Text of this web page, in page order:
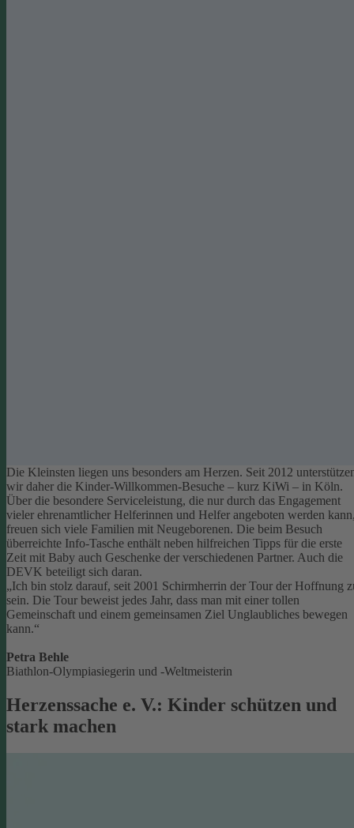
Die Kleinsten liegen uns besonders am Herzen. Seit 2012
wir daher die Kinder-Willkommen-Besuche – kurz KiWi – in Köln.
Über die besondere Serviceleistung, die nur durch das Engagement
vieler ehrenamtlicher Helferinnen und Helfer angeboten werden
freuen sich viele Familien mit Neugeborenen. Die beim Besuch
überreichte Info-Tasche enthält neben hilfreichen Tipps für die erste
Zeit mit Baby auch Geschenke der verschiedenen Partner. Auch die
DEVK beteiligt sich daran.
„Ich bin stolz darauf, seit 2001 Schirmherrin der Tour der Hoffnung
sein. Die Tour beweist jedes Jahr, dass man mit einer tollen
Gemeinschaft und einem gemeinsamen Ziel Unglaubliches bewegen
kann.“
Petra Behle
Biathlon-Olympiasiegerin und -Weltmeisterin
Herzenssache e. V.: Kinder schützen und
stark machen